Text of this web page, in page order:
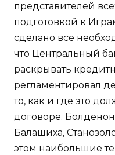
представителей
подготовкой к
сделано все
что Центральный
раскрывать
регламентировал
то, как и где это
договоре.
Балашиха,
этом наибольшие